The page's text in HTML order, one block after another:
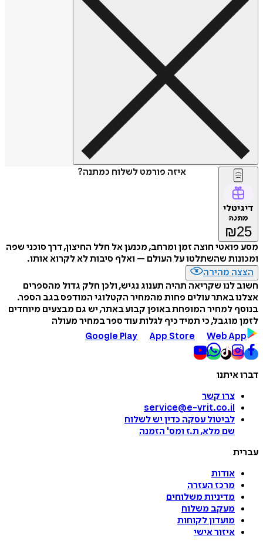
איזה פורמט לשלוח כמתנה?
דיגיטלי
מתנה
₪25
מסע פואטי חוצה זמן ומרחב, מכנען אל חלל החיצון, דרך סוכני שפה
ומכונות שהשתלטו על העולם – ואלף סיבות לא לקרוא אותו.
הצצה מהירה
חשוב לנו שקריאה תהיה תענוג נגיש, ולכן חלק גדול מהספרים
אצלנו באתר עולים פחות מהמחיר הקטלוגי המודפס בגב הספר.
בנוסף למחיר המופחת באופן קבוע באתר, יש גם מבצעים מיוחדים
לזמן מוגבל, כי תמיד כיף לגלות עוד ספר במחיר מעולה
Google Play
App Store Web App
דברו איתנו
צרו קשר
service@e-vrit.co.il
לביטול עסקה כדין יש לשלוח
שם מלא, ת.ז ומס' הזמנה
עברית
אודות
מרכז העזרה
מדיניות משלוחים
מעקב משלוח
מועדון לקוחות
איזור אישי